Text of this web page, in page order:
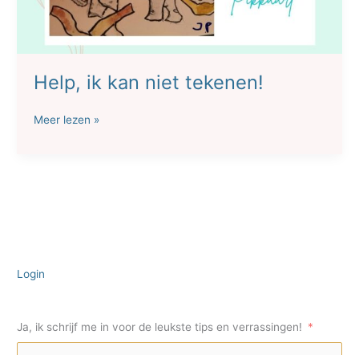
Help, ik kan niet tekenen!
Help,
Meer lezen »
Login
Ja, ik schrijf me in voor de leukste tips en verrassingen!